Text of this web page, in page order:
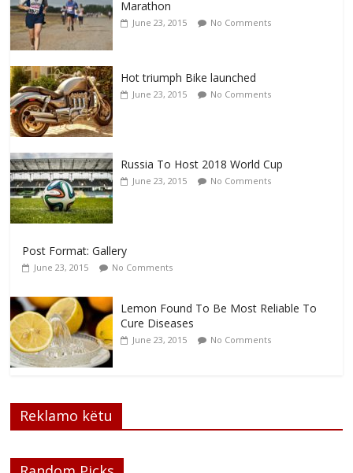
Marathon
June 23, 2015 No Comments
Hot triumph Bike launched
June 23, 2015 No Comments
Russia To Host 2018 World Cup
June 23, 2015 No Comments
Post Format: Gallery
June 23, 2015 No Comments
Lemon Found To Be Most Reliable To
Cure Diseases
June 23, 2015 No Comments
Reklamo këtu